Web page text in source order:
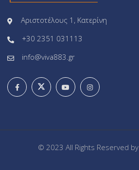
Αριστοτέλους 1, Κατερίνη
+30 2351 031113
info@viva883.gr
© 2023 All Rights Reserved by